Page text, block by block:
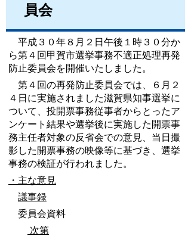
員会
平成３０年８月２日午後１時３０分か
ら第４回甲賀市選挙事務不適正処理再発
防止委員会を開催いたしました。
第４回の再発防止委員会では、６月２
４日に実施されました滋賀県知事選挙に
ついて、投開票事務従事者からとったア
ンケート結果や選挙後に実施した開票事
務主任者対象の反省会での意見、当日撮
影した開票事務の映像等に基づき、選挙
事務の検証が行われました。
・主な意見
議事録
委員会資料
次第